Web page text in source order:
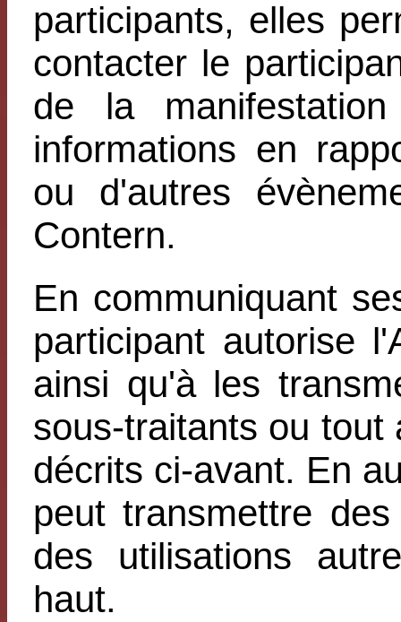
participants, elles
contacter le
de la
informations en
ou d'autres
Contern.
En communiquant
participant autorise
ainsi qu'à les
sous-traitants ou tout
décrits ci-avant. En
peut transmettre
des utilisations
haut.